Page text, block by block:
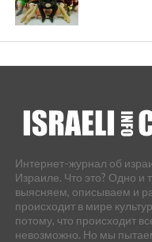
Интернет-журнал об
Израиле. Что это? Одно и
выясняем, описываем и
происходит в мире
потому, что происходит
невозможно. Но мы